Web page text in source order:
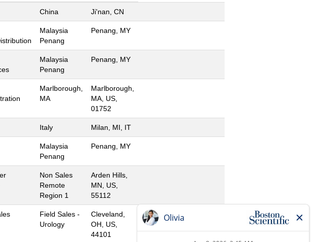
China Ji'nan, CN
Malaysia
Penang
Penang, MY
Malaysia
Penang
Penang, MY
Marlborough,
MA
Marlborough,
MA, US,
01752
Italy Milan, MI, IT
Malaysia
Penang
Penang, MY
Non Sales
Remote
Region 1
Arden Hills,
MN, US,
55112
Field Sales -
Urology
Cleveland,
OH, US,
44101